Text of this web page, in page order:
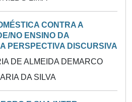
CONTRA A
NO ENSINO DA
PERSPECTIVA DISCURSIVA
DE ALMEIDA DEMARCO
DA SILVA